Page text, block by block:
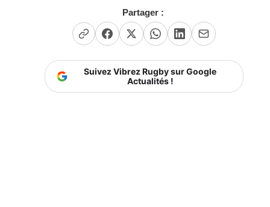
Partager :
Suivez Vibrez Rugby sur Google
Actualités !